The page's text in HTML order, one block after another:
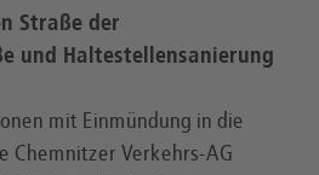
Straße der
und Haltestellensanierung
mit Einmündung in die
Chemnitzer Verkehrs-AG